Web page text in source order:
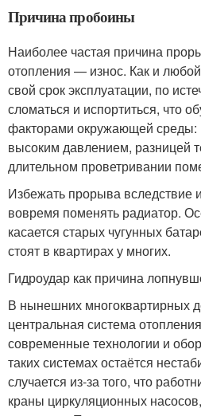
Причина пробоины
Наиболее частая причина
отопления — износ. Как и
свой срок эксплуатации, по
сломаться и испортиться, что
факторами окружающей среды:
высоким давлением, разницей
длительном проветривании
Избежать прорыва вследствие
вовремя поменять радиатор.
касается старых чугунных
стоят в квартирах у многих.
Гидроудар как причина
В нынешних многоквартирных
центральная система
современные технологии и
таких системах остаётся
случается из-за того, что
краны циркуляционных